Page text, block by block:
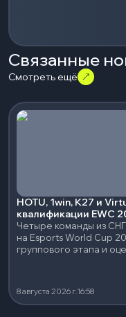
Связанные
Смотреть ещё
HOTU, 1win, K27 и
квалификации EWC
Четыре команды из
на Esports World Cup
группового этапа и
8 августа 2026 г.16:58